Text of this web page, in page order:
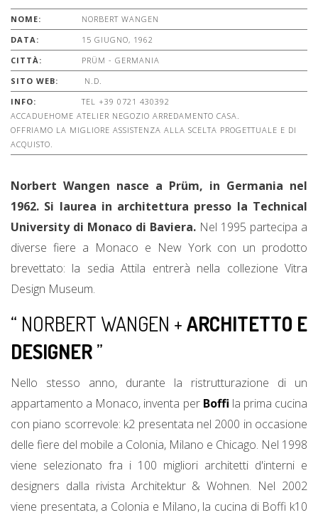
NOME:
NORBERT WANGEN
DATA:
15 GIUGNO, 1962
CITTÀ:
PRÜM - GERMANIA
SITO WEB:
N.D.
INFO:
TEL +39 0721 430392
ACCADUEHOME ATELIER NEGOZIO ARREDAMENTO CASA.
OFFRIAMO LA MIGLIORE ASSISTENZA ALLA SCELTA PROGETTUALE E DI
ACQUISTO.
Norbert Wangen nasce a Prüm, in Germania nel
1962. Si laurea in architettura presso la Technical
University di Monaco di Baviera. Nel 1995 partecipa a
diverse fiere a Monaco e New York con un prodotto
brevettato: la sedia Attila entrerà nella collezione Vitra
Design Museum.
“ NORBERT WANGEN +ARCHITETTO E
DESIGNER”
Nello stesso anno, durante la ristrutturazione di un
appartamento a Monaco, inventa per Boffi la prima cucina
con piano scorrevole: k2 presentata nel 2000 in occasione
delle fiere del mobile a Colonia, Milano e Chicago. Nel 1998
viene selezionato fra i 100 migliori architetti d'interni e
designers dalla rivista Architektur & Wohnen. Nel 2002
viene presentata, a Colonia e Milano, la cucina di Boffi k10